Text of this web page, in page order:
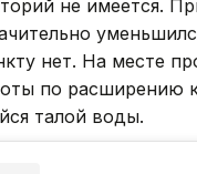
не имеется.
нет. На месте
по расширению
талой воды.